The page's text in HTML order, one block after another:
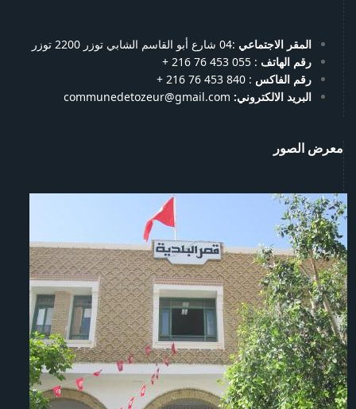
المقر الاجتماعي :04 شارع أبو القاسم الشابي توزر 2200 توزر
رقم الهاتف : 055 453 76 216 +
رقم الفاكس : 840 453 76 216 +
البريد الالكتروني: communedetozeur@gmail.com
معرض الصور